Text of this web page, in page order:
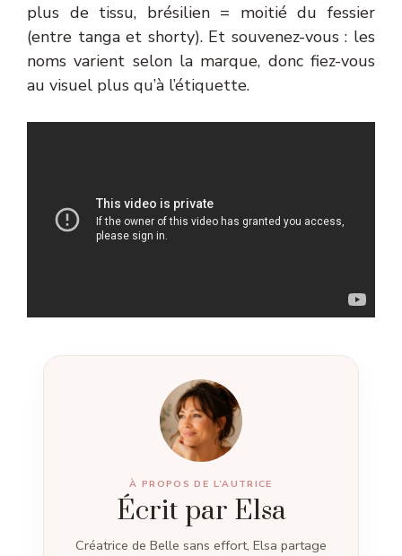
plus de tissu, brésilien = moitié du fessier
(entre tanga et shorty). Et souvenez-vous : les
noms varient selon la marque, donc fiez-vous
au visuel plus qu’à l’étiquette.
À PROPOS DE L’AUTRICE
Écrit par Elsa
Créatrice de Belle sans effort, Elsa partage